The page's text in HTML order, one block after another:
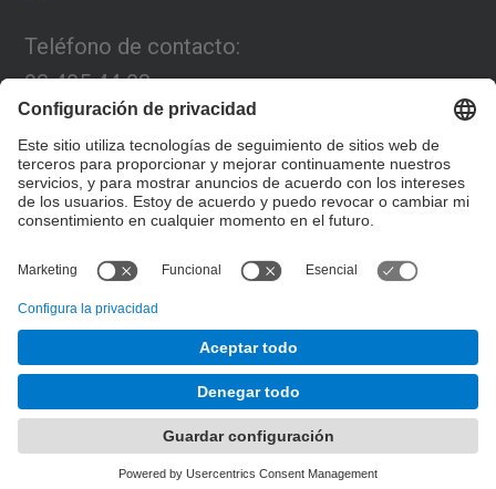
Teléfono de contacto:
93 405 44 03
Email:
programa.connexia@upc.edu
Formulario de contacto
Desarrollado con